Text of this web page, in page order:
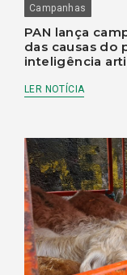
Campanhas
PAN lança
das causas do
inteligência
LER NOTÍCIA